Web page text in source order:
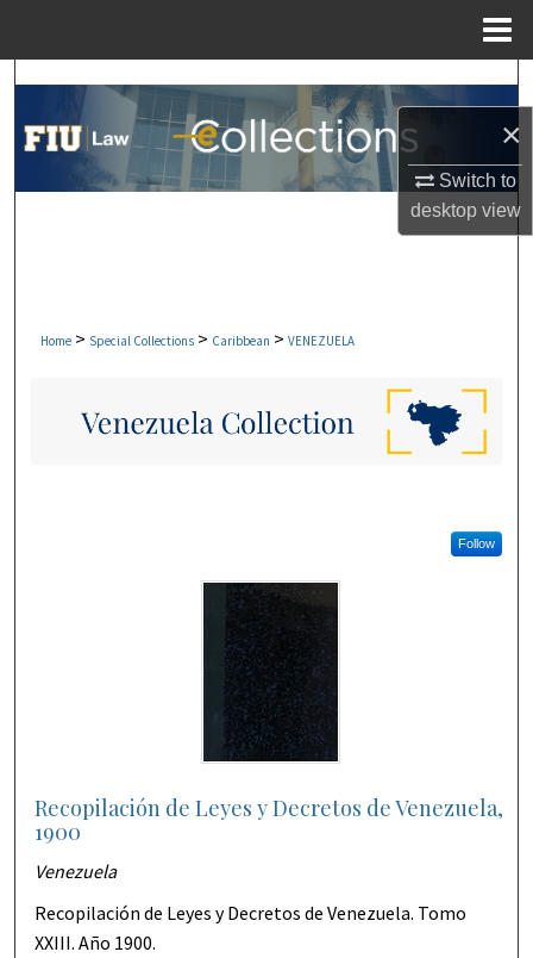
×
Switch to
desktopview
Search
Browse Collections
Home > Special Collections > Caribbean > VENEZUELA
Follow
Recopilación de Leyes y Decretos de Venezuela,
1900
Venezuela
Recopilación de Leyes y Decretos de Venezuela. Tomo
XXIII. Año 1900.